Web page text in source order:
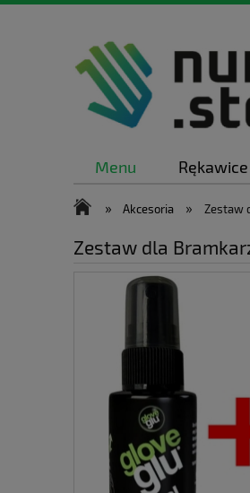
Menu
» Akcesoria » Zestaw
Zestaw dla